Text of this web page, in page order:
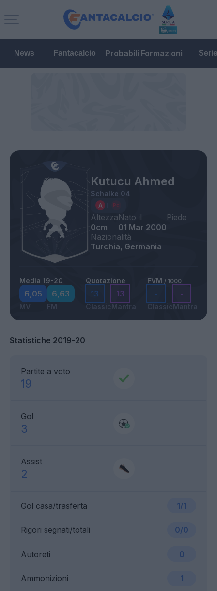
News Fantacalcio Probabili Formazioni
Kutucu Ahmed
Schalke 04
Altezza
0cm
Nato il
01 Mar 2000
Piede
Nazionalità
Turchia, Germania
Media 19-20
6,05
MV
6,63
FM
Quotazione
13
Classic
13
Mantra
FVM / 1000
-
Classic
-
Mantra
Statistiche 2019-20
Partite a voto
19
Gol
3
Assist
2
Gol casa/trasferta 1/1
Ammonizioni 1
Rigori segnati/totali 0/0
Autoreti 0